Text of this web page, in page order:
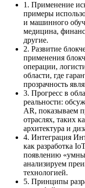
1. Применение
примеры
и машинного
медицина,
другие.
2. Развитие
применения
операции,
области, где
прозрачность
3. Прогресс в
реальности:
AR, показываем
отраслях, таких
архитектура и
4. Интеграция
как разработка
появлению
анализируем
технологией.
5. Принципы